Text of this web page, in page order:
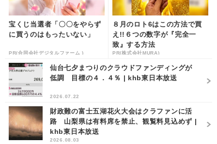
宝くじ当選者「〇〇をやらず
に買うのはもったいない」
PR(合同会社デジタルファーム )
８月のロト6はこの方法で買
え!!６つの数字が『完全一
致』する方法
PR(株式会社MURA)
仙台七夕まつりのクラウドファンディングが
低調 目標の４．４％ | khb東日本放送
2026.07.22
財政難の富士五湖花火大会はクラファンに活
路 山梨県は有料席を禁止、観覧料見込めず |
khb東日本放送
2026.08.03